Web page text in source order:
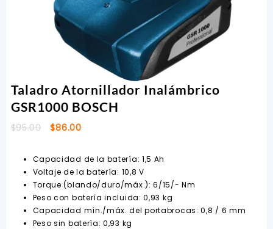
Taladro Atornillador Inalámbrico
GSR1000 BOSCH
$95.00
El
era:
$95.00.
$86.00El
es:
$86.00.
Capacidad de la batería: 1,5 Ah
Voltaje de la batería: 10,8 V
Torque (blando/duro/máx.): 6/15/- Nm
Peso con batería incluida: 0,93 kg
Capacidad mín./máx. del portabrocas: 0,8 / 6 mm
Peso sin batería: 0,93 kg